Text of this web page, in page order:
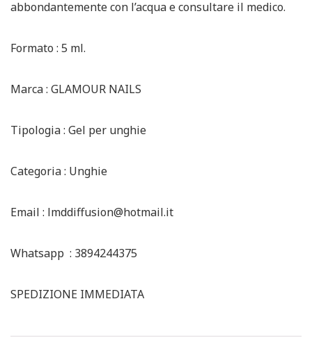
abbondantemente con l’acqua e consultare il medico.
Formato : 5 ml.
Marca : GLAMOUR NAILS
Tipologia : Gel per unghie
Categoria : Unghie
Email : lmddiffusion@hotmail.it
Whatsapp : 3894244375
SPEDIZIONE IMMEDIATA